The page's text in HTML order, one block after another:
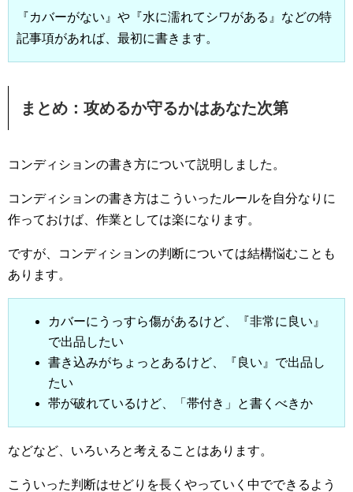
『カバーがない』や『水に濡れてシワがある』などの特
記事項があれば、最初に書きます。
まとめ：攻めるか守るかはあなた次第
コンディションの書き方について説明しました。
コンディションの書き方はこういったルールを自分なりに
作っておけば、作業としては楽になります。
ですが、コンディションの判断については結構悩むことも
あります。
カバーにうっすら傷があるけど、『非常に良い』
で出品したい
書き込みがちょっとあるけど、『良い』で出品し
たい
帯が破れているけど、「帯付き」と書くべきか
などなど、いろいろと考えることはあります。
こういった判断はせどりを長くやっていく中でできるよう